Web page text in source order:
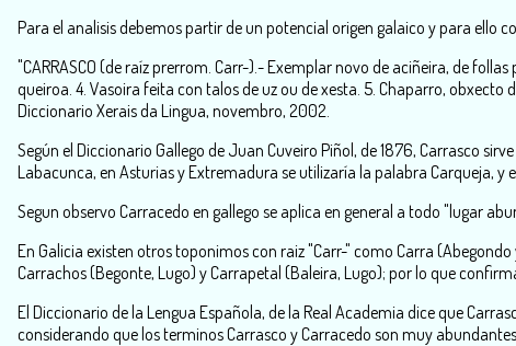
Para el analisis debemos partir de un potencial origen galaico y para ello
"CARRASCO (de raíz prerrom. Carr-).- Exemplar novo de aciñeira, de
queiroa. 4. Vasoira feita con talos de uz ou de xesta. 5. Chaparro, obxecto
Diccionario Xerais da Lingua, novembro, 2002.
Según el Diccionario Gallego de Juan Cuveiro Piñol, de 1876, Carrasco
Labacunca, en Asturias y Extremadura se utilizaría la palabra Carqueja, y
Segun observo Carracedo en gallego se aplica en general a todo "lugar
En Galicia existen otros toponimos con raiz "Carr-" como Carra
Carrachos (Begonte, Lugo) y Carrapetal (Baleira, Lugo); por lo que
El Diccionario de la Lengua Española, de la Real Academia dice que
considerando que los terminos Carrasco y Carracedo son muy